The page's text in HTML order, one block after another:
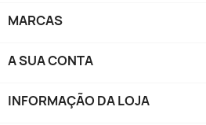
MARCAS
A SUA CONTA
INFORMAÇÃO DA LOJA